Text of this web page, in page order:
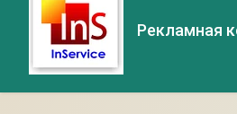
Рекламная